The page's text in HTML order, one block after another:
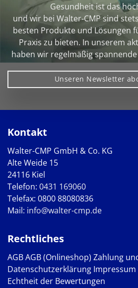
Gesundheit ist das
und wir bei Walter‑CMP sind
besten Produkte und Lösungen
Praxis zu bieten. In unserem
haben wir regelmäßig
Unseren Newsletter
Kontakt
Walter-CMP GmbH & Co. KG
Alte Weide 15
24116 Kiel
Telefon: 0431 169060
Telefax: 0800 88080836
Mail: info@walter-cmp.de
Rechtliches
AGBAGB (Onlineshop) Zahlung
Datenschutzerklärung Impressum
Echtheit der Bewertungen